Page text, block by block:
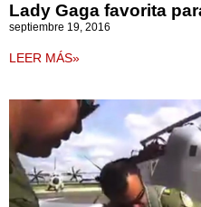
Lady Gaga favorita
septiembre 19, 2016
LEER MÁS»